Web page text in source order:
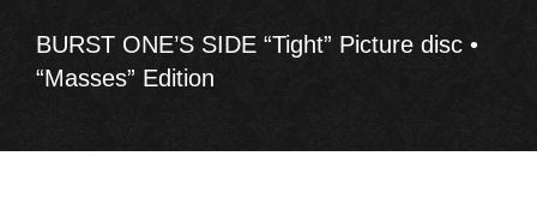
BURST ONE’S SIDE “Tight” Picture disc •
“Masses” Edition